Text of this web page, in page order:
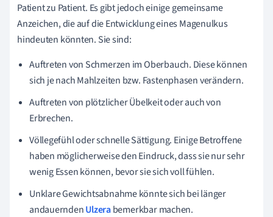
Patient zu Patient. Es gibt jedoch einige gemeinsame
Anzeichen, die auf die Entwicklung eines Magenulkus
hindeuten könnten. Sie sind:
Auftreten von Schmerzen im Oberbauch. Diese können
sich je nach Mahlzeiten bzw. Fastenphasen verändern.
Auftreten von plötzlicher Übelkeit oder auch von
Erbrechen.
Völlegefühl oder schnelle Sättigung. Einige Betroffene
haben möglicherweise den Eindruck, dass sie nur sehr
wenig Essen können, bevor sie sich voll fühlen.
Unklare Gewichtsabnahme könnte sich bei länger
andauerndenUlzerabemerkbar machen.